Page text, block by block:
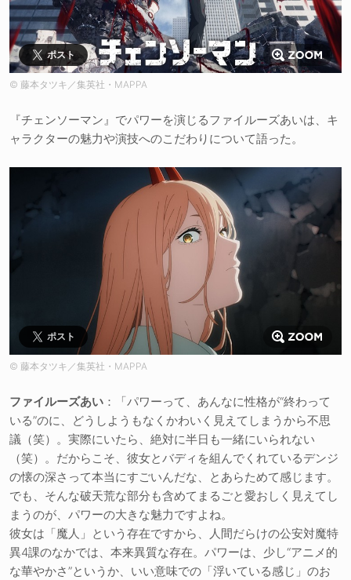
ポスト
© 藤本タツキ／集英社・MAPPA
『チェンソーマン』でパワーを演じるファイルーズあいは、キ
ャラクターの魅力や演技へのこだわりについて語った。
ポスト
© 藤本タツキ／集英社・MAPPA
ファイルーズあい ：「パワーって、あんなに性格が“終わって
いる”のに、どうしようもなくかわいく見えてしまうから不思
議（笑）。実際にいたら、絶対に半日も一緒にいられない
（笑）。だからこそ、彼女とバディを組んでくれているデンジ
の懐の深さって本当にすごいんだな、とあらためて感じます。
でも、そんな破天荒な部分も含めてまるごと愛おしく見えてし
まうのが、パワーの大きな魅力ですよね。
彼女は「魔人」という存在ですから、人間だらけの公安対魔特
異4課のなかでは、本来異質な存在。パワーは、少し“アニメ的
な華やかさ”というか、いい意味での「浮いている感じ」のお